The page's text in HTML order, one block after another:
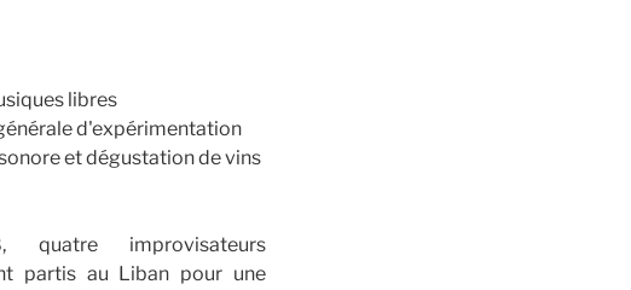
libres
d'expérimentation
et dégustation de vins
improvisateurs
partis au Liban pour une